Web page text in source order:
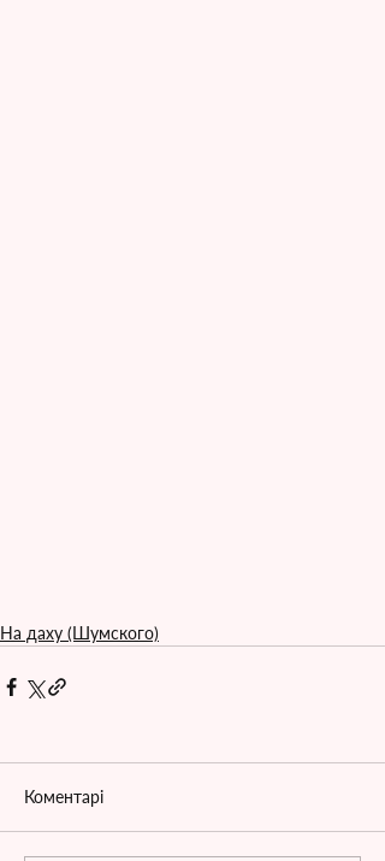
На даху (Шумского)
Коментарі